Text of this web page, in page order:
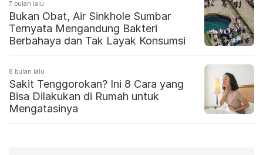
7 bulan lalu
Bukan Obat, Air Sinkhole Sumbar
Ternyata Mengandung Bakteri
Berbahaya dan Tak Layak Konsumsi
8 bulan lalu
Sakit Tenggorokan? Ini 8 Cara yang
Bisa Dilakukan di Rumah untuk
Mengatasinya